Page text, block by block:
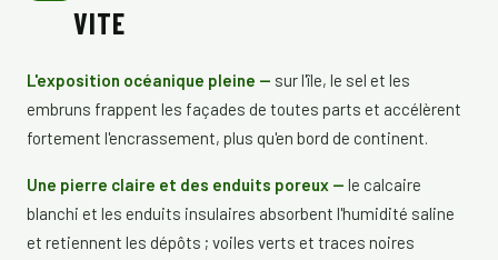
VITE
L'exposition océanique pleine — sur l'île, le sel et les
embruns frappent les façades de toutes parts et accélèrent
fortement l'encrassement, plus qu'en bord de continent.
Une pierre claire et des enduits poreux — le calcaire
blanchi et les enduits insulaires absorbent l'humidité saline
et retiennent les dépôts ; voiles verts et traces noires